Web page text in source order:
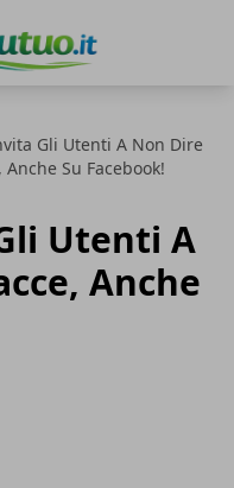
Gli Utenti A Non Dire
Anche Su Facebook!
Utenti A
Anche